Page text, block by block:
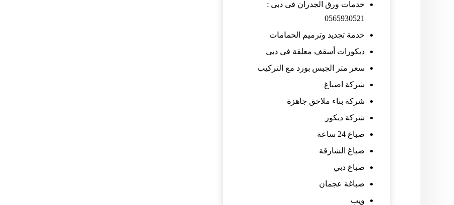
خدمات ورق الجدران فى دبى :
0565930521
خدمة تجديد وترميم الحمامات
ديكورات أسقف معلقة فى دبى
سعر متر الجبس بورد مع التركيب
شركة اصباغ
شركة بناء ملاحق جاهزة
شركة ديكور
صباغ 24 ساعة
صباغ الشارقة
صباغ دبي
صباغة عجمان
ويب